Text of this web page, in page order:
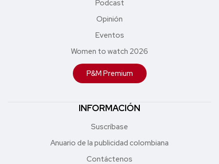
Podcast
Opinión
Eventos
Women to watch 2026
P&M Premium
INFORMACIÓN
Suscríbase
Anuario de la publicidad colombiana
Contáctenos